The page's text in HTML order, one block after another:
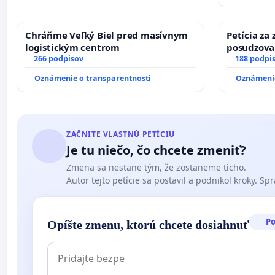
Chráňme Veľký Biel pred masívnym
logistickým centrom
266 podpisov
Oznámenie o transparentnosti
Petícia za
osôb s
188
ZAČNITE VLASTNÚ PETÍCIU
Je tu niečo, čo chcete zmeniť?
Zmena sa nestane tým, že zostaneme ticho.
Autor tejto petície sa postavil a podnikol kroky.
Opíšte zmenu, ktorú chcete dosiahnuť